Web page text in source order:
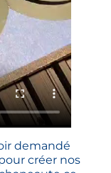
demandé
créer nos